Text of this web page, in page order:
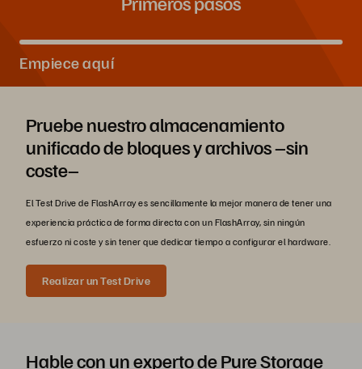
Empiece aquí
Pruebe nuestro almacenamiento
unificado de bloques y archivos –sin
coste–
El Test Drive de FlashArray es sencillamente la mejor manera de tener una
experiencia práctica de forma directa con un FlashArray, sin ningún
esfuerzo ni coste y sin tener que dedicar tiempo a configurar el hardware.
Realizar un Test Drive
Hable con un experto de Pure Storage